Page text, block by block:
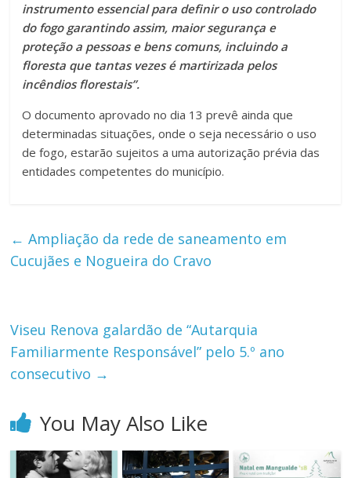
instrumento essencial para definir o uso controlado
do fogo garantindo assim, maior segurança e
proteção a pessoas e bens comuns, incluindo a
floresta que tantas vezes é martirizada pelos
incêndios florestais”.
O documento aprovado no dia 13 prevê ainda que
determinadas situações, onde o seja necessário o uso
de fogo, estarão sujeitos a uma autorização prévia das
entidades competentes do município.
← Ampliação da rede de saneamento em
Cucujães e Nogueira do Cravo
Viseu Renova galardão de “Autarquia
Familiarmente Responsável” pelo 5.º ano
consecutivo →
You May Also Like